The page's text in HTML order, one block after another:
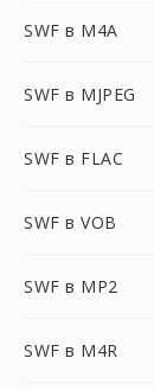
SWF в M4A
SWF в MJPEG
SWF в FLAC
SWF в VOB
SWF в MP2
SWF в M4R